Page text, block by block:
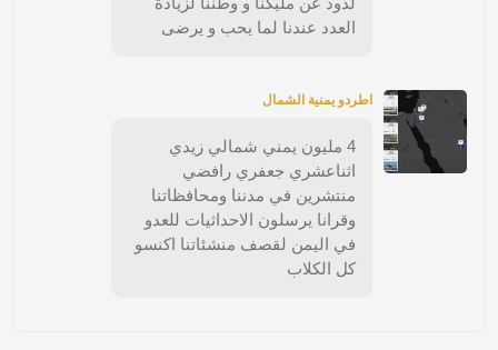
العدد عندنا لما يحب و يرضى
اطردو يمنية الشمال
4 مليون يمني شمالي زيدي
اثناعشري جعفري رافضي
منتشرين في مدننا ومحافظاتنا
وقرانا يرسلون الاحداثيات للعدو
في اليمن لقصف منشئاتنا اكنسو
كل الكلاب